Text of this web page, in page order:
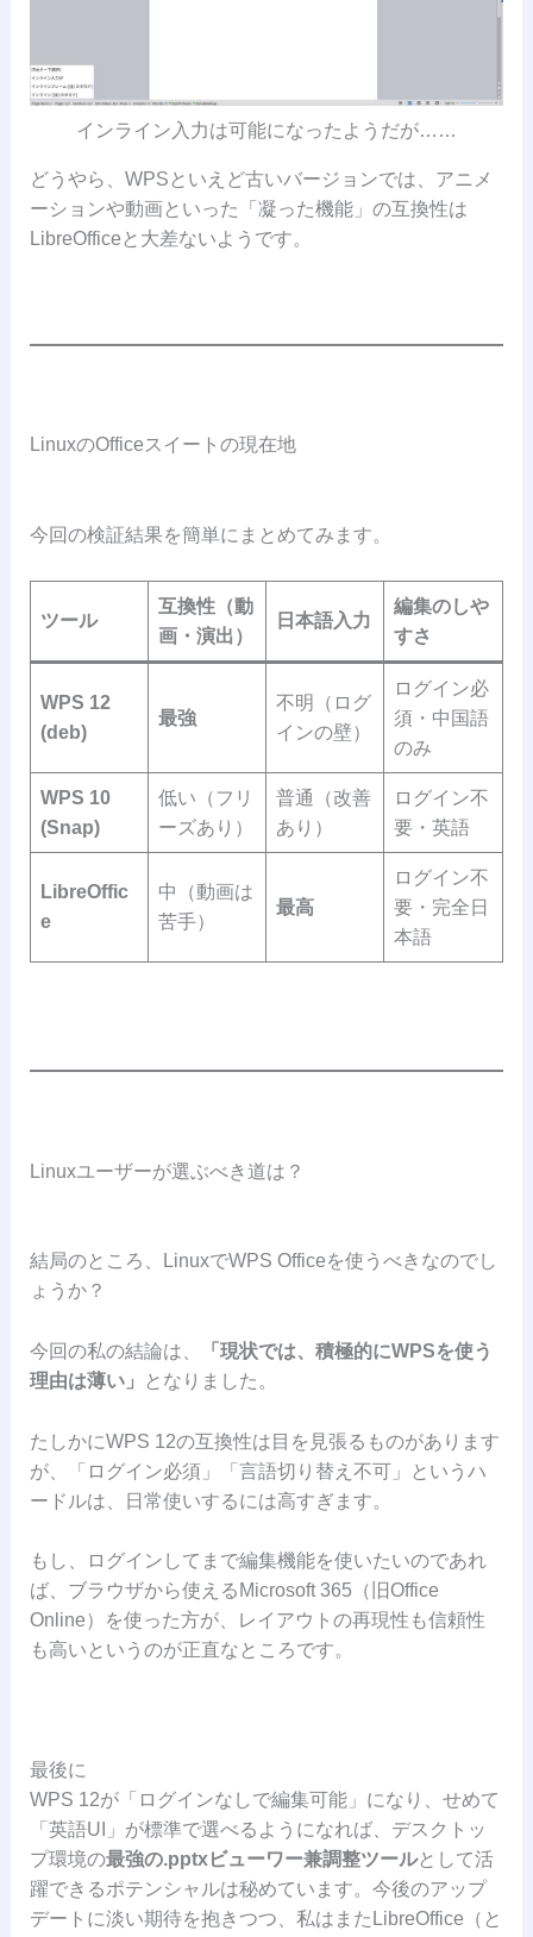
インライン入力は可能になったようだが……
どうやら、WPSといえど古いバージョンでは、アニメ
ーションや動画といった「凝った機能」の互換性は
LibreOfficeと大差ないようです。
LinuxのOfficeスイートの現在地
今回の検証結果を簡単にまとめてみます。
ツール
互換性（動
画・演出）
日本語入力
編集のしや
すさ
WPS 12
(deb)
最強
不明（ログ
インの壁）
ログイン必
須・中国語
のみ
WPS 10
(Snap)
低い（フリ
ーズあり）
普通（改善
あり）
ログイン不
要・英語
LibreOffic
e
中（動画は
苦手）
最高
ログイン不
要・完全日
本語
Linuxユーザーが選ぶべき道は？
結局のところ、LinuxでWPS Officeを使うべきなのでし
ょうか？
今回の私の結論は、
「現状では、積極的にWPSを使う
理由は薄い」
となりました。
たしかにWPS 12の互換性は目を見張るものがあります
が、「ログイン必須」「言語切り替え不可」というハ
ードルは、日常使いするには高すぎます。
もし、ログインしてまで編集機能を使いたいのであれ
ば、ブラウザから使えるMicrosoft 365（旧Office
Online）を使った方が、レイアウトの再現性も信頼性
も高いというのが正直なところです。
最後に
WPS 12が「ログインなしで編集可能」になり、せめて
「英語UI」が標準で選べるようになれば、デスクトッ
プ環境の最強の.pptxビューワー兼調整ツールとして活
躍できるポテンシャルは秘めています。今後のアップ
デートに淡い期待を抱きつつ、私はまたLibreOffice（と